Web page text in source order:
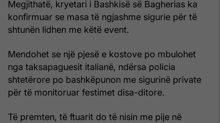
Megjithatë, kryetari i Bashkisë së Bagherias ka
konfirmuar se masa të ngjashme sigurie për të
shtunën lidhen me këtë event.
Mendohet se një pjesë e kostove po mbulohet
nga taksapaguesit italianë, ndërsa policia
shtetërore po bashkëpunon me sigurinë private
për të monitoruar festimet disa-ditore.
Të premten, të ftuarit do të nisin me pije në